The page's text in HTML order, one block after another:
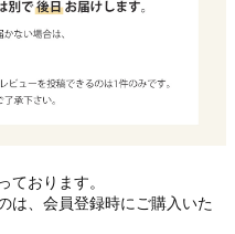
おります。
は、会員登録時にご購入いた